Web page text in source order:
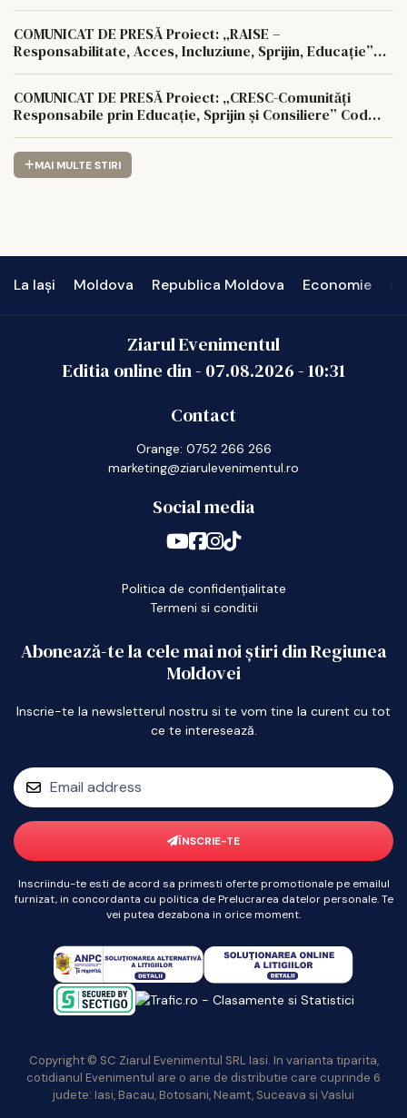
COMUNICAT DE PRESĂ Proiect: „RAISE –
Responsabilitate, Acces, Incluziune, Sprijin, Educație”
COMUNICAT DE PRESĂ Proiect: „CRESC-Comunități
Responsabile prin Educație, Sprijin și Consiliere” Cod
MAI MULTE STIRI
La Iași Moldova Republica Moldova Economie
Ziarul Evenimentul
Editia online din - 07.08.2026-10:31
Contact
Orange: 0752 266 266
marketing@ziarulevenimentul.ro
Social media
Politica de confidențialitate
Termeni si conditii
Abonează-te la cele mai noi știri din Regiunea
Moldovei
Inscrie-te la newsletterul nostru si te vom tine la curent cu tot
ce te interesează.
ÎNSCRIE-TE
Inscriindu-te esti de acord sa primesti oferte promotionale pe emailul
furnizat, in concordanta cu politica de Prelucrarea datelor personale. Te
vei putea dezabona in orice moment.
Copyright © SC Ziarul Evenimentul SRL Iasi. In varianta tiparita,
cotidianul Evenimentul are o arie de distributie care cuprinde 6
judete: Iasi, Bacau, Botosani, Neamt, Suceava si Vaslui